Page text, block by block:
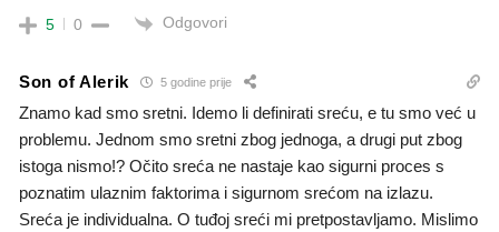
5 0 Odgovori
Son of Alerik 5 godine prije
Znamo kad smo sretni. Idemo li definirati sreću, e tu smo već u
problemu. Jednom smo sretni zbog jednoga, a drugi put zbog
istoga nismo!? Očito sreća ne nastaje kao sigurni proces s
poznatim ulaznim faktorima i sigurnom srećom na izlazu.
Sreća je individualna. O tuđoj sreći mi pretpostavljamo. Mislimo